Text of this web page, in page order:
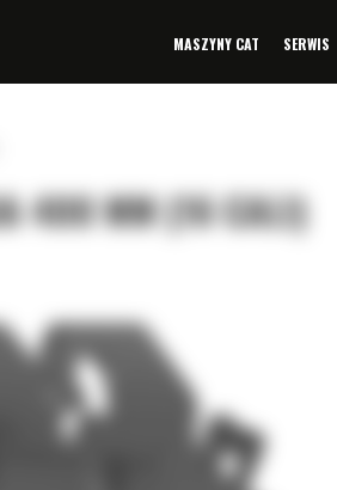
MASZYNY CAT SERWIS
400 MM (16 CALI)